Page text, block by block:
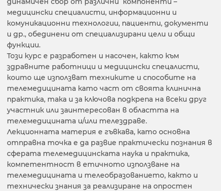
медицински специалисти, информационни и
комуникационни технологии, пациенти, документи
и др., обединени от специализирани цели и общи
функции.
Този курс е разработен и насочен, както към
здравните работници и медицински спецалисти,
които ще използват техниките и способите на
телемедицината като част от своята клинична
практика, така и за ключова подкрепа на всеки друг
участник или заинтересован в областта на
телемедицината и/или телездраве.
Лекционната материя е гъвкава, като основна
отправна точка е да развие практически познания в
сферата телемедицинската наука и практика,
компетентност в етичното използване на
телемедицината и телеобразованието, както и
технически знания за реализиране на опростен